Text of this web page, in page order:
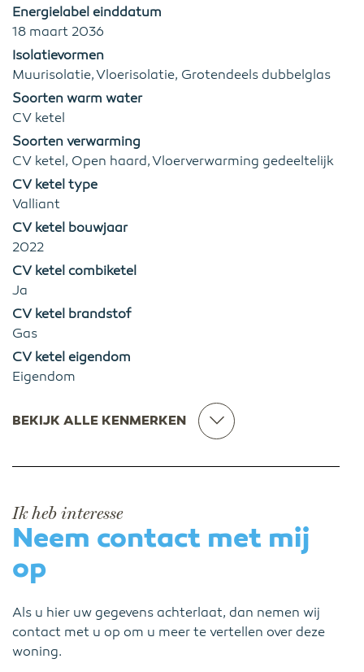
Energielabel einddatum
18 maart 2036
Isolatievormen
Muurisolatie, Vloerisolatie, Grotendeels dubbelglas
Soorten warm water
CV ketel
Soorten verwarming
CV ketel, Open haard, Vloerverwarming gedeeltelijk
CV ketel type
Valliant
CV ketel bouwjaar
2022
CV ketel combiketel
Ja
CV ketel brandstof
Gas
CV ketel eigendom
Eigendom
BEKIJK ALLE KENMERKEN
Ik heb interesse
Neem contact met mij
op
Als u hier uw gegevens achterlaat, dan nemen wij
contact met u op om u meer te vertellen over deze
woning.